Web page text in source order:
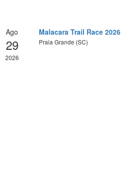
Ago
29
2026
Malacara Trail Race 2026
Praia Grande (SC)